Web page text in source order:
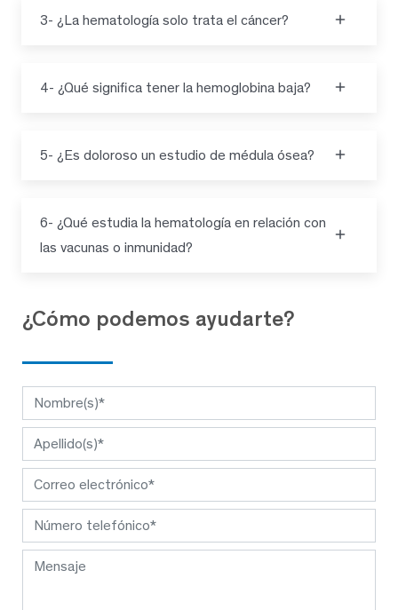
3- ¿La hematología solo trata el cáncer?
4- ¿Qué significa tener la hemoglobina baja?
5- ¿Es doloroso un estudio de médula ósea?
6- ¿Qué estudia la hematología en relación con
las vacunas o inmunidad?
¿Cómo podemos ayudarte?